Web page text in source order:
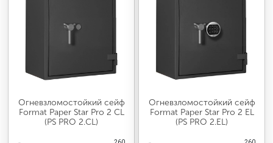
МЕДИЦИНСКАЯ МЕБЕЛЬ
СИСТЕМЫ ХРАНЕНИЯ
ОФИСНАЯ МЕБЕЛЬ
Огневзломостойкий сейф
Format Paper Star Pro 2 CL
(PS PRO 2.CL)
Огневзломостойкий сейф
Format Paper Star Pro 2 EL
(PS PRO 2.EL)